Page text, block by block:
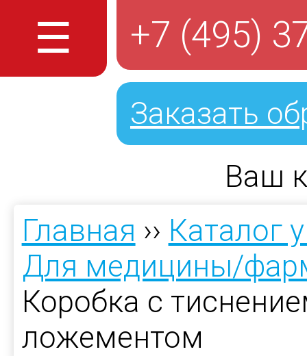
☰ +7 (495)
Заказать
Ваш
Главная ›› Каталог
Для медицины/
Коробка с
ложементом